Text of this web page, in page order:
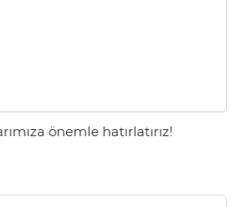
önemle hatırlatırız!